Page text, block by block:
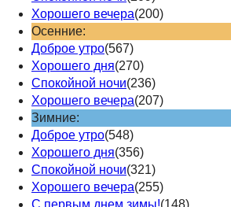
Хорошего вечера(200)
Осенние:
Доброе утро(567)
Хорошего дня(270)
Спокойной ночи(236)
Хорошего вечера(207)
Зимние:
Доброе утро(548)
Хорошего дня(356)
Спокойной ночи(321)
Хорошего вечера(255)
С первым днем зимы!(148)